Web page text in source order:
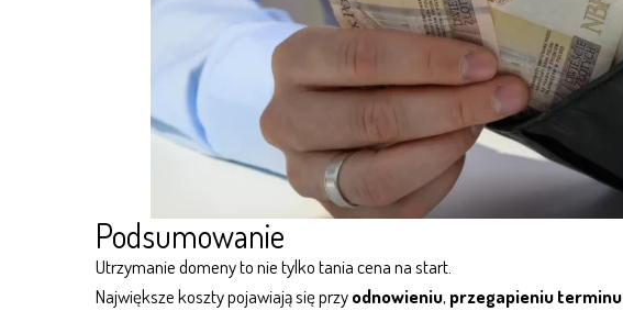
Podsumowanie
Utrzymanie domeny to nie tylko tania cena na start.
Największe koszty pojawiają się przyodnowieniu, przegapieniu terminu